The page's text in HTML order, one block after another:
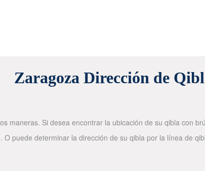
Zaragoza Dirección de
maneras. Si desea encontrar la ubicación de su qibla con
puede determinar la dirección de su qibla por la línea de